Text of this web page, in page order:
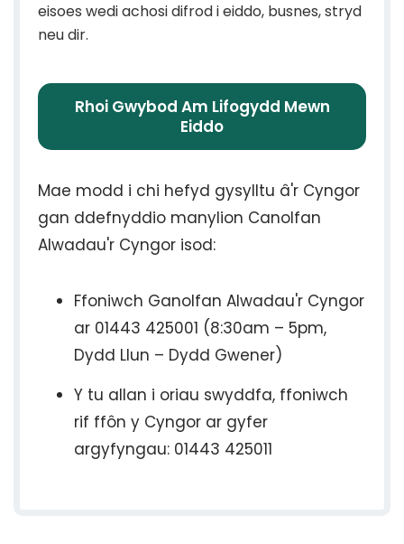
eisoes wedi achosi difrod i eiddo, busnes, stryd
neu dir.
Rhoi Gwybod Am Lifogydd Mewn
Eiddo
Mae modd i chi hefyd gysylltu â'r Cyngor
gan ddefnyddio manylion Canolfan
Alwadau'r Cyngor isod:
Ffoniwch Ganolfan Alwadau'r Cyngor
ar 01443 425001 (8:30am – 5pm,
Dydd Llun – Dydd Gwener)
Y tu allan i oriau swyddfa, ffoniwch
rif ffôn y Cyngor ar gyfer
argyfyngau: 01443 425011